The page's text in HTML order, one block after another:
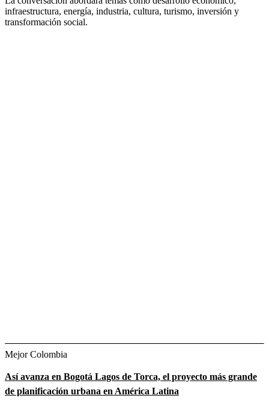
infraestructura, energía, industria, cultura, turismo, inversión y
transformación social.
Mejor Colombia
Así avanza en Bogotá Lagos de Torca, el proyecto más grande
de planificación urbana en América Latina